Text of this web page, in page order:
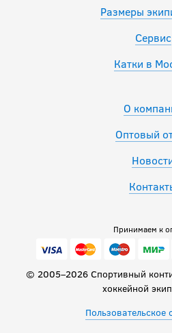
Размеры
Сервис
Катки в
О
Оптовый
Принимаем к
© 2005–2026 Спортивный
хоккейной
Пользовательское